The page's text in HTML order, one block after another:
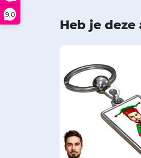
9,0
Heb je deze